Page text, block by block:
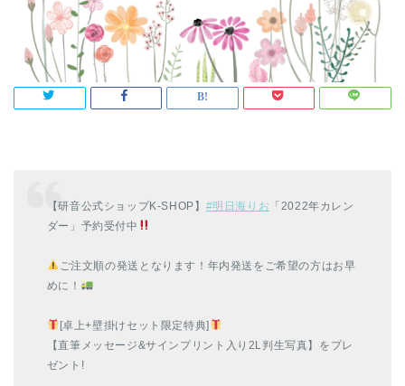
【研音公式ショップK-SHOP】 #明日海りお 「2022年カレン
ダー」予約受付中
ご注文順の発送となります！年内発送をご希望の方はお早
めに！
​[卓上+壁掛けセット限定特典]
【直筆メッセージ&サインプリント入り2L判生写真】をプレ
ゼント!